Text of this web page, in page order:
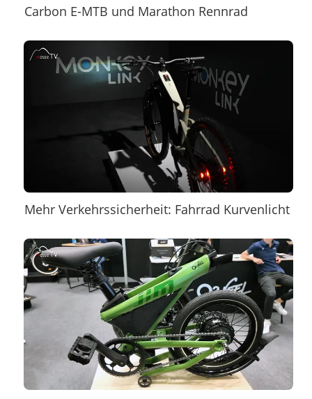
Carbon E-MTB und Marathon Rennrad
Mehr Verkehrssicherheit: Fahrrad Kurvenlicht